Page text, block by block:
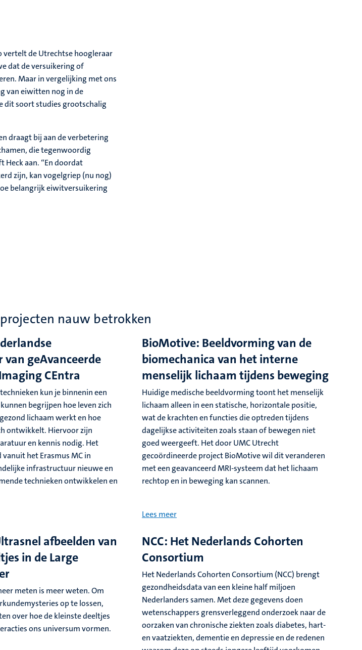
vertelt de Utrechtse hoogleraar
dat de versuikering of
Maar in vergelijking met ons
van eiwitten nog in de
dit soort studies grootschalig
draagt bij aan de verbetering
die tegenwoordig
aan. “En doordat
zijn, kan vogelgriep (nu nog)
belangrijk eiwitversuikering
nauw betrokken
geAvanceerde
CEntra
kun je binnenin een
begrijpen hoe leven zich
lichaam werkt en hoe
ontwikkelt. Hiervoor zijn
en kennis nodig. Het
vanuit het Erasmus MC in
infrastructuur nieuwe en
technieken ontwikkelen en
BioMotive: Beeldvorming van de
biomechanica van het interne
menselijk lichaam tijdens beweging
Huidige medische beeldvorming toont het menselijk
lichaam alleen in een statische, horizontale positie,
wat de krachten en functies die optreden tijdens
dagelijkse activiteiten zoals staan of bewegen niet
goed weergeeft. Het door UMC Utrecht
gecoördineerde project BioMotive wil dit veranderen
met een geavanceerd MRI-systeem dat het lichaam
rechtop en in beweging kan scannen.
Lees meer
afbeelden van
in de Large
meten is meer weten. Om
op te lossen,
over hoe de kleinste deeltjes
ons universum vormen.
NCC: Het Nederlands Cohorten
Consortium
Het Nederlands Cohorten Consortium (NCC) brengt
gezondheidsdata van een kleine half miljoen
Nederlanders samen. Met deze gegevens doen
wetenschappers grensverleggend onderzoek naar de
oorzaken van chronische ziekten zoals diabetes, hart-
en vaatziekten, dementie en depressie en de redenen